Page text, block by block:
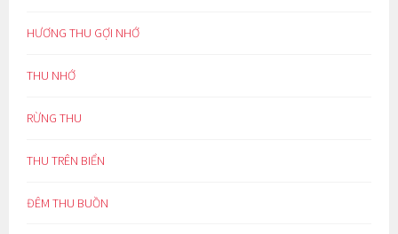
HƯƠNG THU GỢI NHỚ
THU NHỚ
RỪNG THU
THU TRÊN BIỂN
ĐÊM THU BUỒN